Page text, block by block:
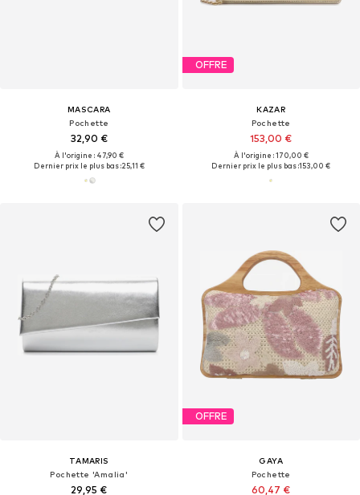
MASCARA
Pochette
32,90 €
À l'origine : 47,90 €
Dernier prix le plus bas :25,11 €
OFFRE
KAZAR
Pochette
153,00 €
À l'origine : 170,00 €
Dernier prix le plus bas :153,00 €
TAMARIS
Pochette 'Amalia'
29,95 €
OFFRE
GAYA
Pochette
60,47 €